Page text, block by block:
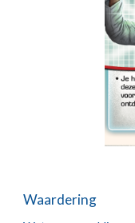
Waardering